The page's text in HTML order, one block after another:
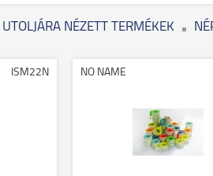
UTOLJÁRA NÉZETT TERMÉKEK
ISM22N NO NAME